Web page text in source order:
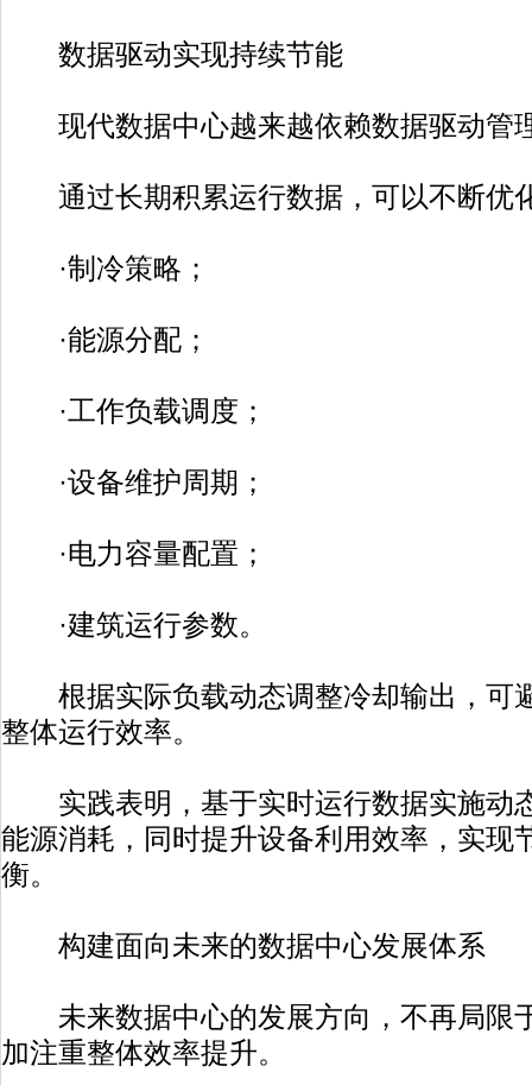
数据驱动实现持续节能
现代数据中心越来越依赖数据驱动管
通过长期积累运行数据，可以不断优
·制冷策略；
·能源分配；
·工作负载调度；
·设备维护周期；
·电力容量配置；
·建筑运行参数。
根据实际负载动态调整冷却输出，可
整体运行效率。
实践表明，基于实时运行数据实施动
能源消耗，同时提升设备利用效率，实现
衡。
构建面向未来的数据中心发展体系
未来数据中心的发展方向，不再局限
加注重整体效率提升。